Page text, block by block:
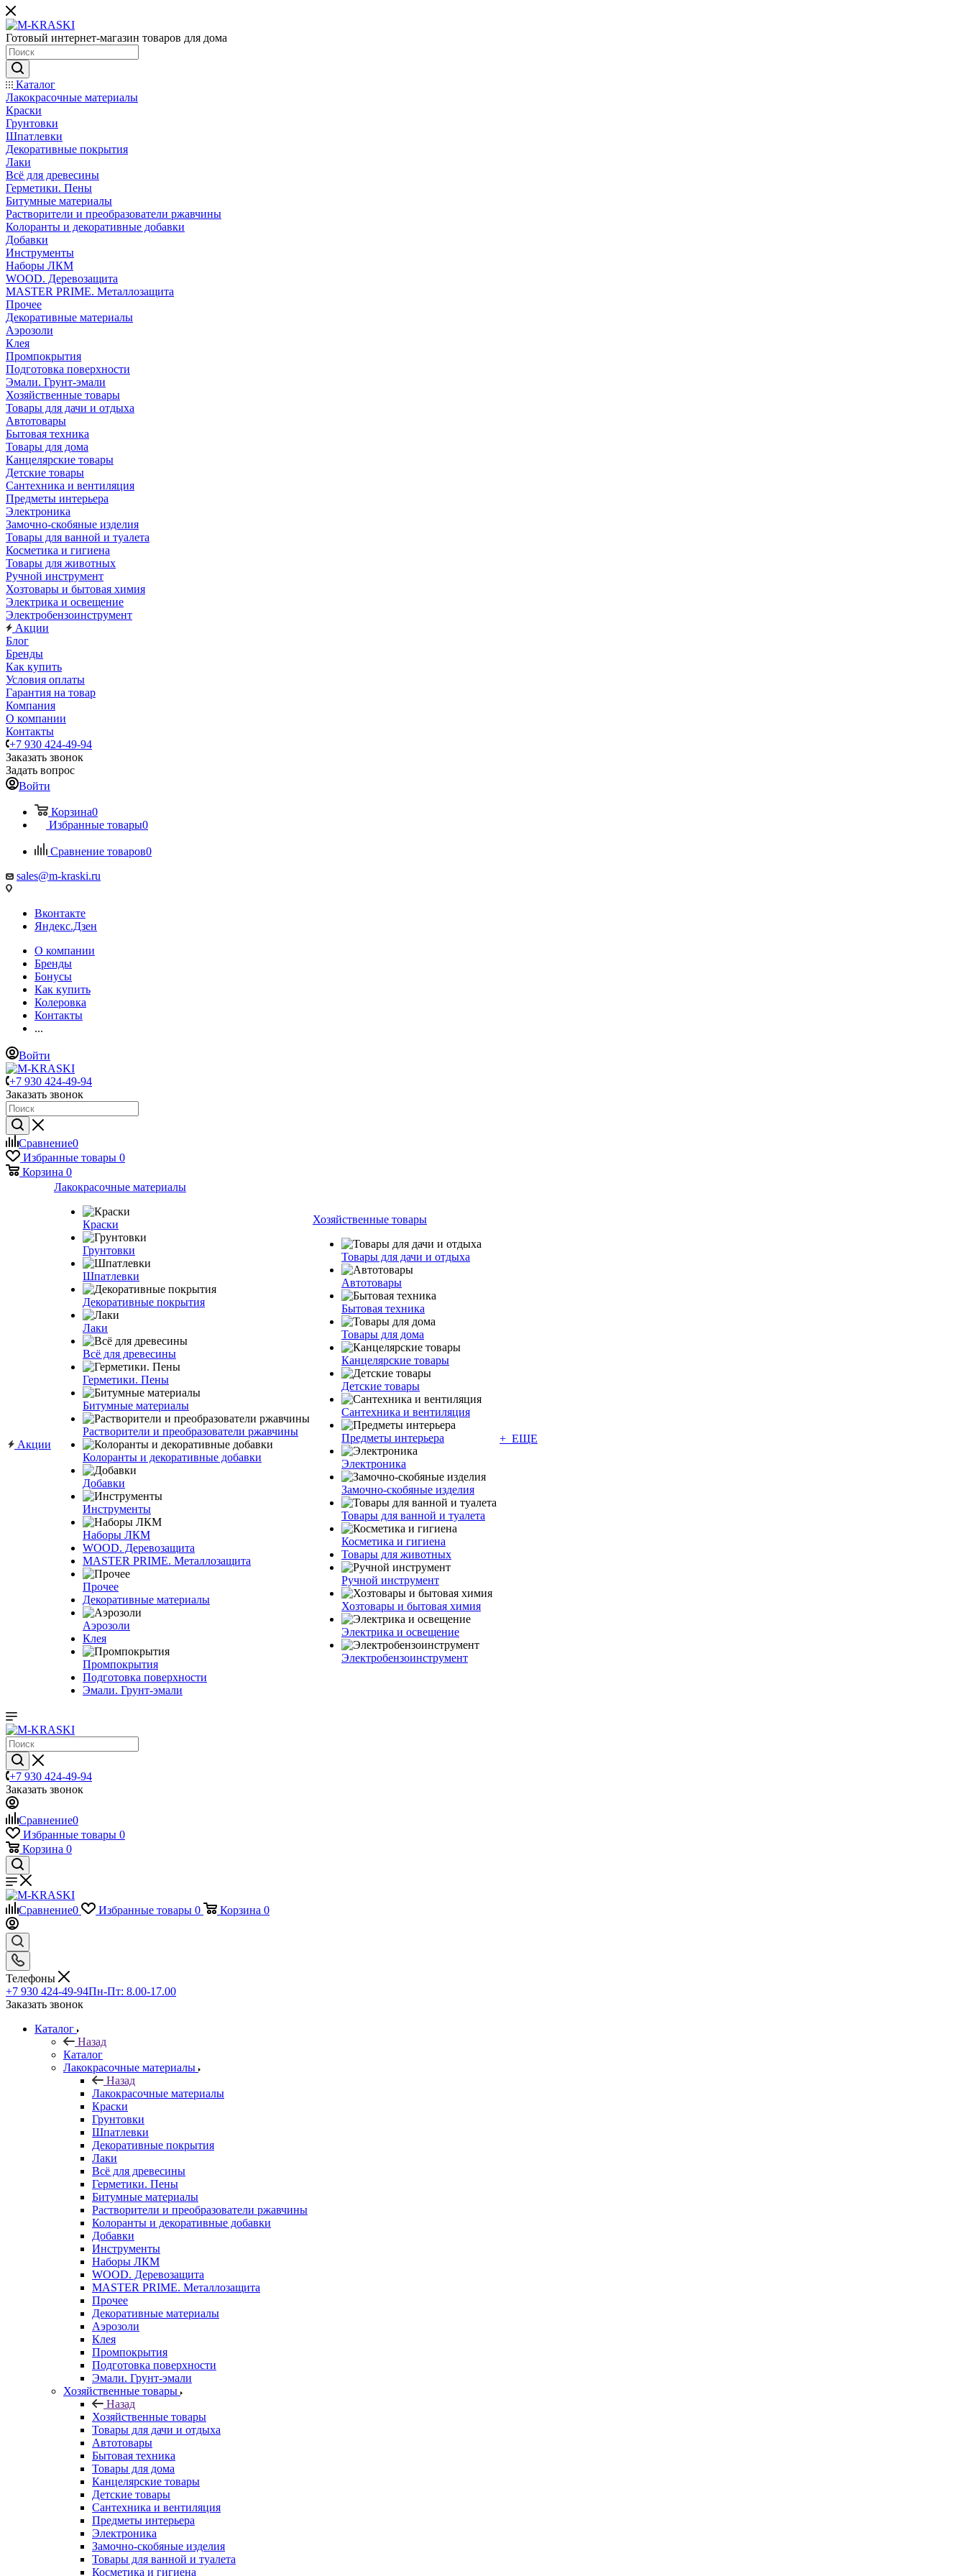
Готовый интернет-магазин товаров для дома
Каталог
Лакокрасочные материалы
Краски
Грунтовки
Шпатлевки
Декоративные покрытия
Лаки
Всё для древесины
Герметики. Пены
Битумные материалы
Растворители и преобразователи ржавчины
Колоранты и декоративные добавки
Добавки
Инструменты
Наборы ЛКМ
WOOD. Деревозащита
MASTER PRIME. Металлозащита
Прочее
Декоративные материалы
Аэрозоли
Клея
Промпокрытия
Подготовка поверхности
Эмали. Грунт-эмали
Хозяйственные товары
Товары для дачи и отдыха
Автотовары
Бытовая техника
Товары для дома
Канцелярские товары
Детские товары
Сантехника и вентиляция
Предметы интерьера
Электроника
Замочно-скобяные изделия
Товары для ванной и туалета
Косметика и гигиена
Товары для животных
Ручной инструмент
Хозтовары и бытовая химия
Электрика и освещение
Электробензоинструмент
Акции
Блог
Бренды
Как купить
Условия оплаты
Гарантия на товар
Компания
О компании
Контакты
+7 930 424-49-94
Заказать звонок
Задать вопрос
Войти
Корзина0
Избранные товары0
Сравнение товаров0
sales@m-kraski.ru
Вконтакте
Яндекс.Дзен
О компании
Бренды
Бонусы
Как купить
Колеровка
Контакты
...
Войти
+7 930 424-49-94
Заказать звонок
Сравнение0
Избранные товары 0
Корзина 0
Акции
Лакокрасочные материалы
Краски
Грунтовки
Шпатлевки
Декоративные покрытия
Лаки
Всё для древесины
Герметики. Пены
Битумные материалы
Растворители и преобразователи ржавчины
Колоранты и декоративные добавки
Добавки
Инструменты
Наборы ЛКМ
WOOD. Деревозащита
MASTER PRIME. Металлозащита
Прочее
Декоративные материалы
Аэрозоли
Клея
Промпокрытия
Подготовка поверхности
Эмали. Грунт-эмали
Хозяйственные товары
Товары для дачи и отдыха
Автотовары
Бытовая техника
Товары для дома
Канцелярские товары
Детские товары
Сантехника и вентиляция
Предметы интерьера
Электроника
Замочно-скобяные изделия
Товары для ванной и туалета
Косметика и гигиена
Товары для животных
Ручной инструмент
Хозтовары и бытовая химия
Электрика и освещение
Электробензоинструмент
+ ЕЩЕ
+7 930 424-49-94
Заказать звонок
Сравнение0
Избранные товары 0
Корзина 0
Сравнение0 Избранные товары 0 Корзина 0
Телефоны
+7 930 424-49-94Пн-Пт: 8.00-17.00
Заказать звонок
Каталог
Назад
Каталог
Лакокрасочные материалы
Назад
Лакокрасочные материалы
Краски
Грунтовки
Шпатлевки
Декоративные покрытия
Лаки
Всё для древесины
Герметики. Пены
Битумные материалы
Растворители и преобразователи ржавчины
Колоранты и декоративные добавки
Добавки
Инструменты
Наборы ЛКМ
WOOD. Деревозащита
MASTER PRIME. Металлозащита
Прочее
Декоративные материалы
Аэрозоли
Клея
Промпокрытия
Подготовка поверхности
Эмали. Грунт-эмали
Хозяйственные товары
Назад
Хозяйственные товары
Товары для дачи и отдыха
Автотовары
Бытовая техника
Товары для дома
Канцелярские товары
Детские товары
Сантехника и вентиляция
Предметы интерьера
Электроника
Замочно-скобяные изделия
Товары для ванной и туалета
Косметика и гигиена